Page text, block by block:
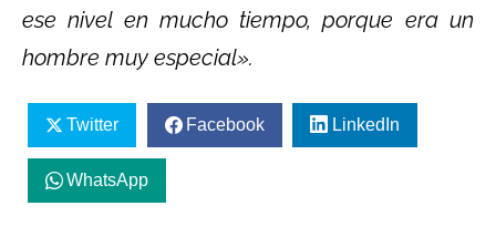
ese nivel en mucho tiempo, porque era un
hombre muy especial».
Twitter Facebook LinkedIn
WhatsApp